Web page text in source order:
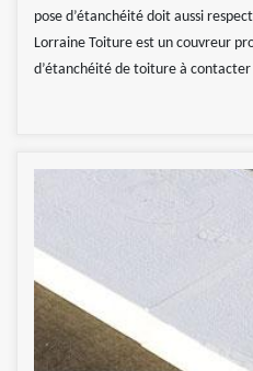
pose d’étanchéité doit aussi
Lorraine Toiture est un couvreur
d’étanchéité de toiture à